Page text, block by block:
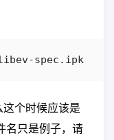
个时候应该是
名只是例子，请